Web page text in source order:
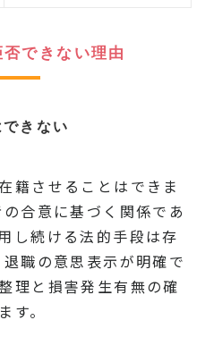
できない理由
きない
籍させることはできま
合意に基づく関係であ
し続ける法的手段は存
職の意思表示が明確で
理と損害発生有無の確
す。